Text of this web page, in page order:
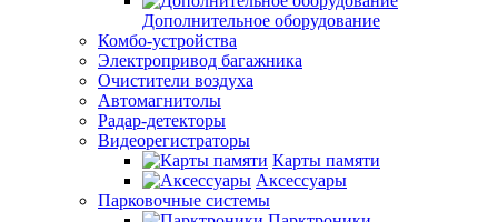
Дополнительное оборудование
Комбо-устройства
Электропривод багажника
Очистители воздуха
Автомагнитолы
Радар-детекторы
Видеорегистраторы
Карты памяти
Аксессуары
Парковочные системы